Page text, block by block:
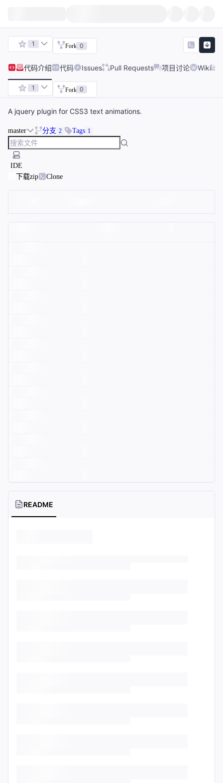
1 Fork 0
代码介绍 代码 Issues Pull Requests 项目讨论 Wiki
1 Fork 0
A jquery plugin for CSS3 text animations.
master 分支 2 Tags 1
IDE
下载zip
Clone
README